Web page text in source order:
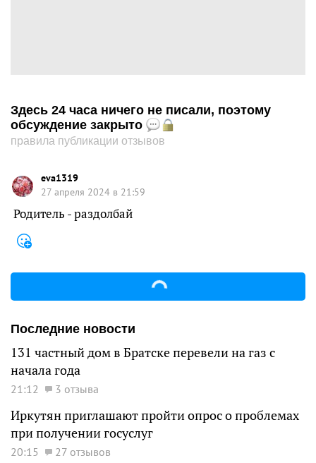
Здесь 24 часа ничего не писали, поэтому
обсуждение закрыто
правила публикации отзывов
eva1319
27 апреля 2024 в 21:59
Родитель - раздолбай
Последние новости
131 частный дом в Братске перевели на газ с
начала года
21:12 3 отзыва
Иркутян приглашают пройти опрос о проблемах
при получении госуслуг
20:15 27 отзывов